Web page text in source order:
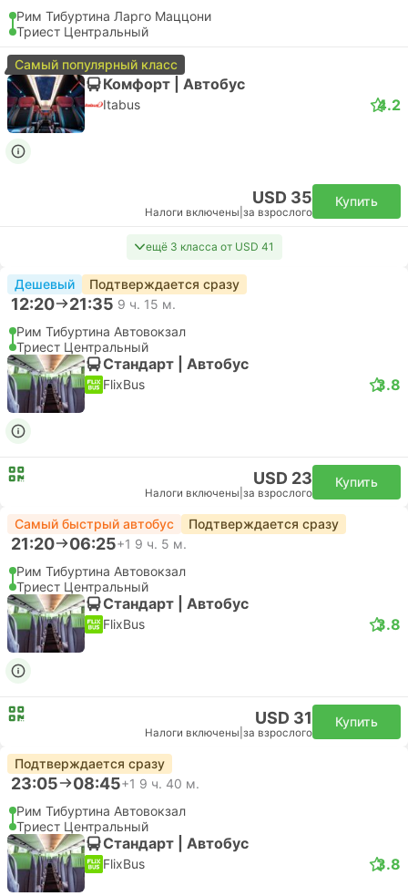
Рим Тибуртина Ларго Маццони
Триест Центральный
Самый популярный класс
Комфорт | Автобус
Itabus 4.2
USD 35
Налоги включены за взрослого
Купить
ещё 3 класса от USD 41
Дешевый Подтверждается сразу
12:20 21:35 9 ч. 15 м.
Рим Тибуртина Автовокзал
Триест Центральный
Стандарт | Автобус
FlixBus 3.8
USD 23
Налоги включены за взрослого
Купить
Самый быстрый автобус Подтверждается сразу
21:20 06:25+1 9 ч. 5 м.
Рим Тибуртина Автовокзал
Триест Центральный
Стандарт | Автобус
FlixBus 3.8
USD 31
Налоги включены за взрослого
Купить
Подтверждается сразу
23:05 08:45+1 9 ч. 40 м.
Рим Тибуртина Автовокзал
Триест Центральный
Стандарт | Автобус
FlixBus 3.8